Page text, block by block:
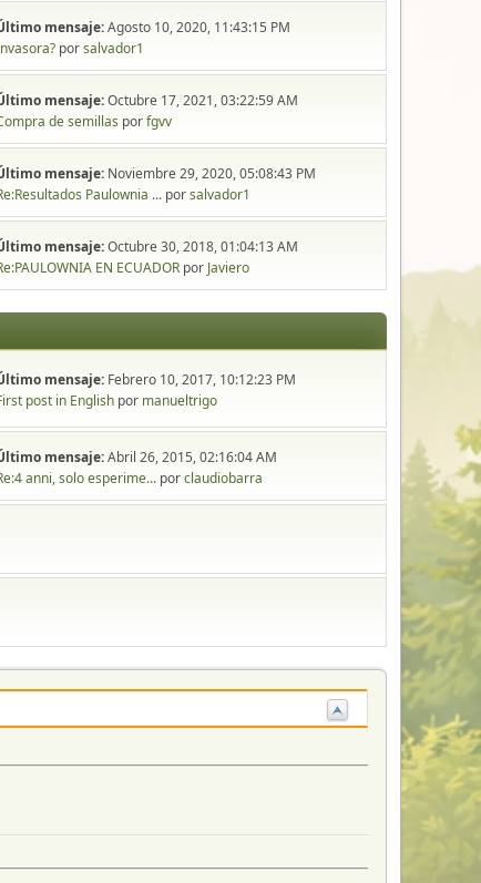
mensaje:Agosto 10, 2020, 11:43:15 PM
porsalvador1
mensaje:Octubre 17, 2021, 03:22:59 AM
de semillas porfgvv
mensaje: Noviembre 29, 2020, 05:08:43 PM
Paulownia ... porsalvador1
mensaje:Octubre 30, 2018, 01:04:13 AM
EN ECUADOR por Javiero
mensaje: Febrero 10, 2017, 10:12:23 PM
post in English por manueltrigo
mensaje:Abril 26, 2015, 02:16:04 AM
anni, solo esperime... porclaudiobarra